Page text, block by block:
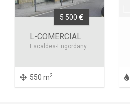
5 500
L-COMERCIAL
Escaldes-Engordany
550 m2